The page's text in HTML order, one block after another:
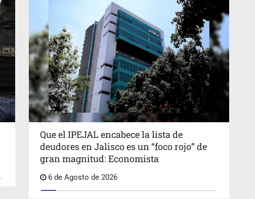
Que el IPEJAL encabece la lista de
deudores en Jalisco es un “foco rojo” de
gran magnitud: Economista
6 de Agosto de 2026